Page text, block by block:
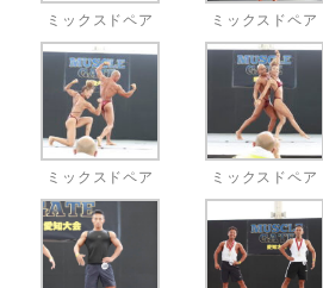
ミックスドペア ミックスドペア
ミックスドペア ミックスドペア